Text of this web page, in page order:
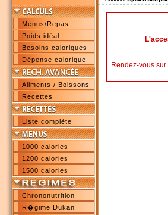
Menus/Repas
Poids idéal
Besoins caloriques
Dépense calorique
Aliments / Boissons
Recettes
Liste complète
1000 calories
1200 calories
1500 calories
Chrononutrition
R�gime Dukan
Rendez-vous sur